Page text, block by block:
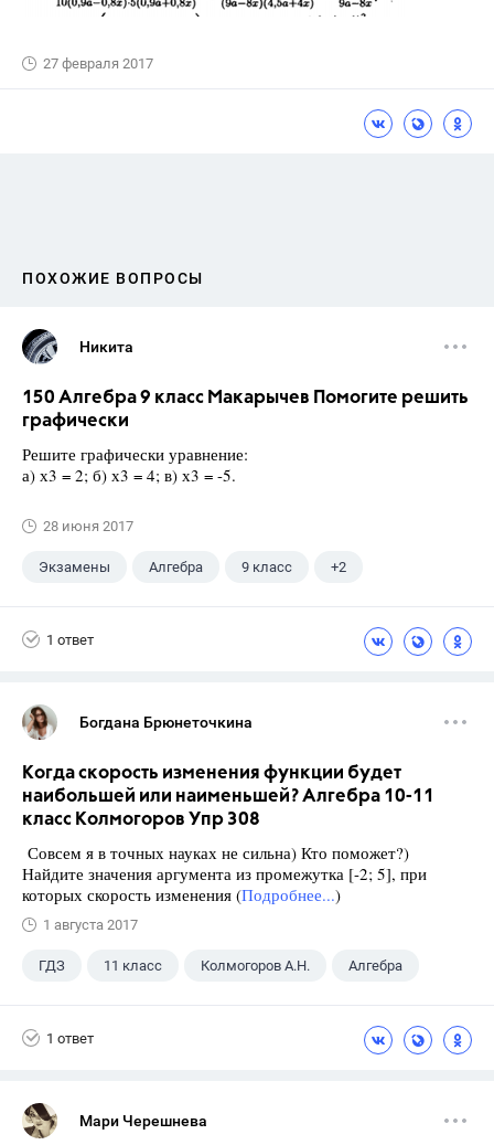
27 февраля 2017
ПОХОЖИЕ ВОПРОСЫ
Никита
150 Алгебра 9 класс Макарычев Помогите решить
графически
Решите графически уравнение:
а) х3 = 2; б) х3 = 4; в) х3 = -5.
28 июня 2017
Экзамены Алгебра 9 класс +2
1 ответ
Богдана Брюнеточкина
Когда скорость изменения функции будет
наибольшей или наименьшей? Алгебра 10-11
класс Колмогоров Упр 308
Совсем я в точных науках не сильна) Кто поможет?)
Найдите значения аргумента из промежутка [-2; 5], при
которых скорость изменения (Подробнее...)
1 августа 2017
ГДЗ 11 класс Колмогоров А.Н. Алгебра
1 ответ
Мари Черешнева